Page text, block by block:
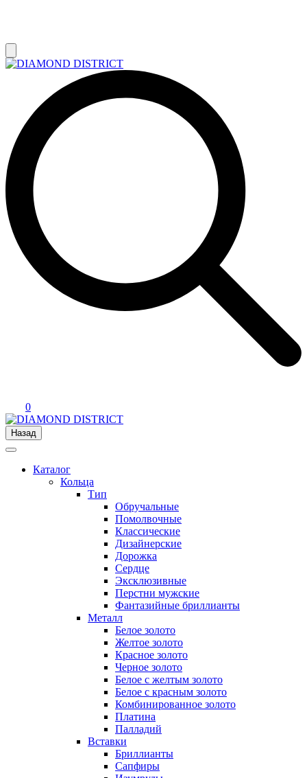
0
Назад
Каталог
Кольца
Тип
Обручальные
Помолвочные
Классические
Дизайнерские
Дорожка
Сердце
Эксклюзивные
Перстни мужские
Фантазийные бриллианты
Металл
Белое золото
Желтое золото
Красное золото
Черное золото
Белое с желтым золото
Белое с красным золото
Комбинированное золото
Платина
Палладий
Вставки
Бриллианты
Сапфиры